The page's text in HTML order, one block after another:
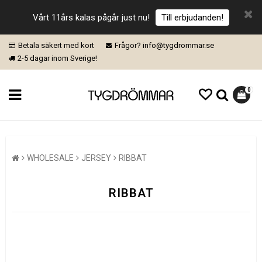
Vårt 11års kalas pågår just nu! Till erbjudanden!
Betala säkert med kort
Frågor? info@tygdrommar.se
2-5 dagar inom Sverige!
0
WHOLESALE JERSEY RIBBAT
RIBBAT